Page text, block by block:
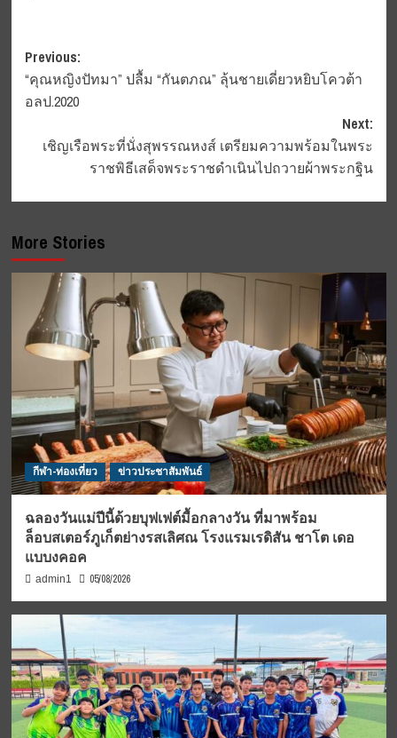
Post
navigation
Previous:
“คุณหญิงปัทมา” ปลื้ม “กันตภณ” ลุ้นชายเดี่ยวหยิบโควต้า
อลป.2020
Next:
เชิญเรือพระที่นั่งสุพรรณหงส์ เตรียมความพร้อมในพระ
ราชพิธีเสด็จพระราชดำเนินไปถวายผ้าพระกฐิน
More Stories
กีฬา-ท่องเที่ยว ข่าวประชาสัมพันธ์
ฉลองวันแม่ปีนี้ด้วยบุฟเฟต์มื้อกลางวัน ที่มาพร้อม
ล็อบสเตอร์ภูเก็ตย่างรสเลิศณ โรงแรมเรดิสัน ชาโต เดอ
แบบงคอค
admin1 05/08/2026